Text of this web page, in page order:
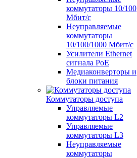
коммутаторы 10/100
Мбит/с
Неуправляемые
коммутаторы
10/100/1000 Мбит/с
Усилители Ethernet
сигнала PoE
Медиаконверторы и
блоки питания
Коммутаторы доступа
Управляемые
коммутаторы L2
Управляемые
коммутаторы L3
Неуправляемые
коммутаторы